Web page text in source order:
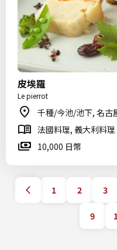
皮埃羅
Le pierrot
千種/今池/池下, 名古
法國料理, 義大利料
10,000 日幣
1 2 3
9